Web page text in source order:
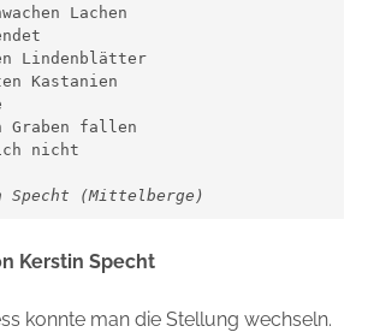
Lachen
Lindenblätter
Kastanien
Graben fallen
nicht
(Mittelberge)
Kerstin Specht
konnte man die Stellung wechseln.